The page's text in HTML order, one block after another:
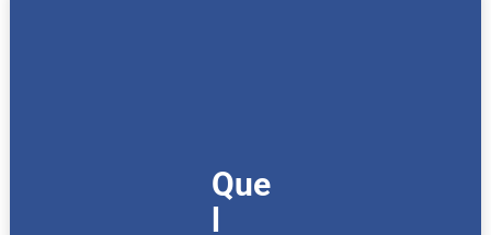
Que